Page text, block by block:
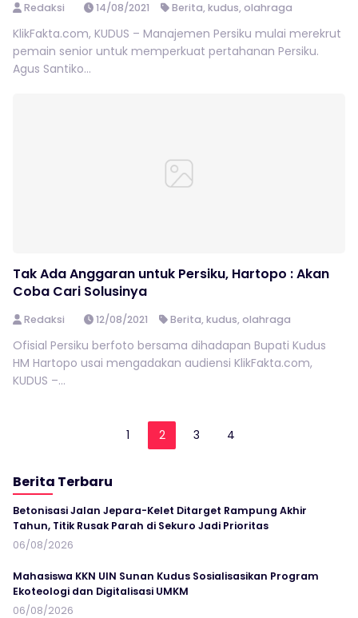
Redaksi 14/08/2021 Berita,kudus,olahraga
KlikFakta.com, KUDUS – Manajemen Persiku mulai merekrut
pemain senior untuk memperkuat pertahanan Persiku.
Agus Santiko...
Tak Ada Anggaran untuk Persiku, Hartopo : Akan
Coba Cari Solusinya
Redaksi 12/08/2021 Berita,kudus,olahraga
Ofisial Persiku berfoto bersama dihadapan Bupati Kudus
HM Hartopo usai mengadakan audiensi KlikFakta.com,
KUDUS –...
1 2 3 4
Berita Terbaru
Betonisasi Jalan Jepara-Kelet Ditarget Rampung Akhir
Tahun, Titik Rusak Parah di Sekuro Jadi Prioritas
06/08/2026
Mahasiswa KKN UIN Sunan Kudus Sosialisasikan Program
Ekoteologi dan Digitalisasi UMKM
06/08/2026